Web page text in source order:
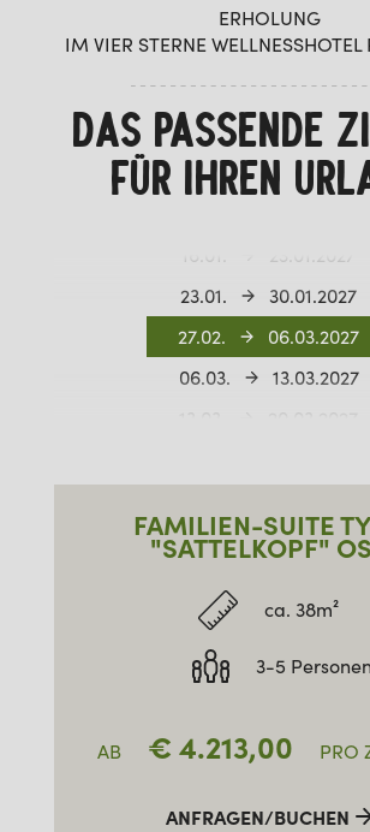
ERHOLUNG
IM VIER STERNE
DAS PASSENDE
FÜR IHREN
16.01.
23.01.2027
23.01.
30.01.2027
27.02.
06.03.2027
06.03.
13.03.2027
FAMILIEN-SUITE
"SATTELKOPF"
ca. 38m²
3-5 Personen
AB €4.213,00 PRO
ANFRAGEN/BUCHEN